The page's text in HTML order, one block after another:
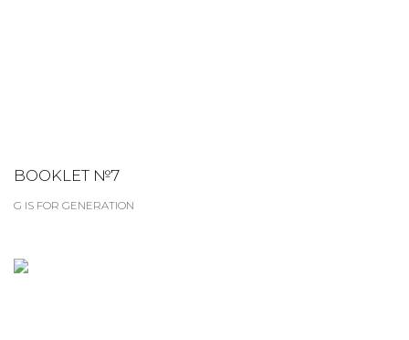
BOOKLET №7
G IS FOR GENERATION